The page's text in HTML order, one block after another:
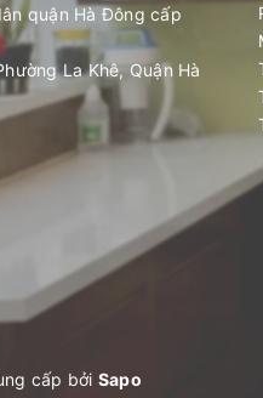
quận Hà Đông cấp
La Khê, Quận Hà
cấp bởi Sapo